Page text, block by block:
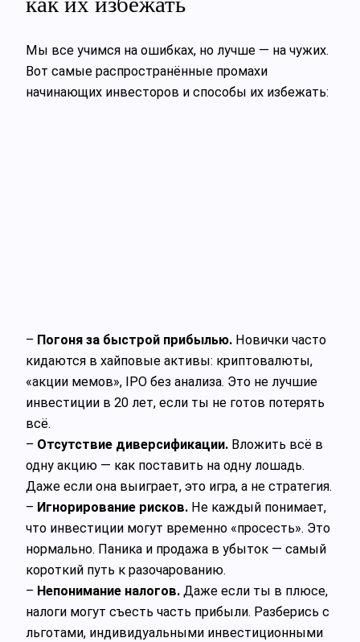
Мы все учимся на ошибках, но лучше — на чужих.
Вот самые распространённые промахи
начинающих инвесторов и способы их избежать:
– Погоня за быстрой прибылью. Новички часто
кидаются в хайповые активы: криптовалюты,
«акции мемов», IPO без анализа. Это не лучшие
инвестиции в 20 лет, если ты не готов потерять
всё.
– Отсутствие диверсификации. Вложить всё в
одну акцию — как поставить на одну лошадь.
Даже если она выиграет, это игра, а не стратегия.
– Игнорирование рисков. Не каждый понимает,
что инвестиции могут временно «просесть». Это
нормально. Паника и продажа в убыток — самый
короткий путь к разочарованию.
– Непонимание налогов. Даже если ты в плюсе,
налоги могут съесть часть прибыли. Разберись с
льготами, индивидуальными инвестиционными